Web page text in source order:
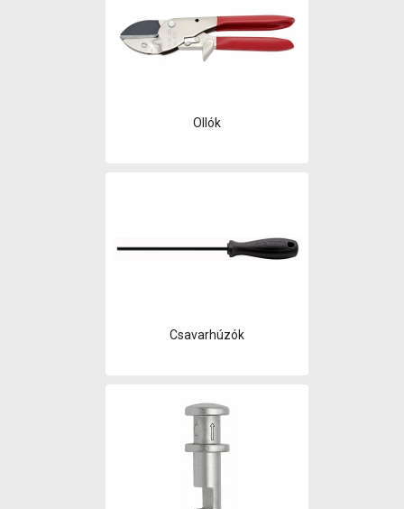
Ollók
Csavarhúzók